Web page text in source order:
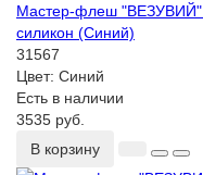
Мастер-флеш
силикон (Синий)
31567
Цвет: Синий
Есть в наличии
3535 руб.
В корзину